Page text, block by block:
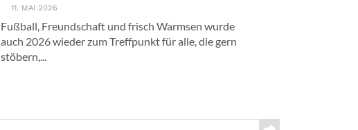
11. MAI 2026
Fußball, Freundschaft und frisch Warmsen wurde
auch 2026 wieder zum Treffpunkt für alle, die gern
stöbern,...